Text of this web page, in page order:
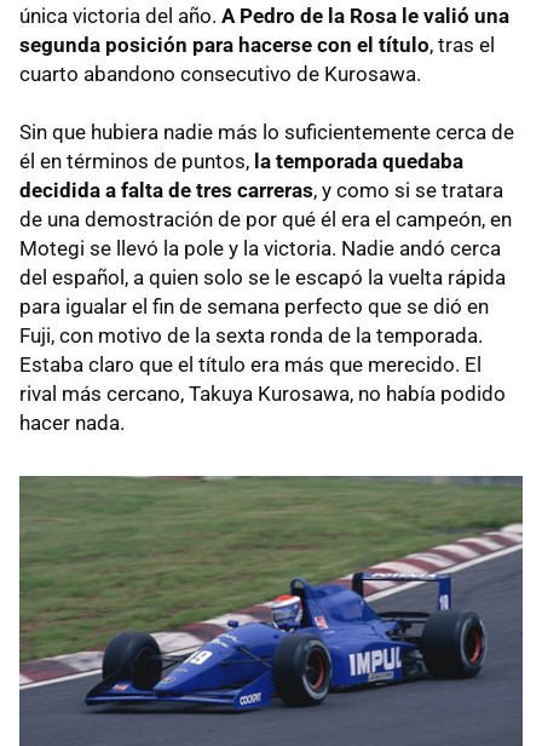
única victoria del año. A Pedro de la Rosa le valió una
segunda posición para hacerse con el título, tras el
cuarto abandono consecutivo de Kurosawa.
Sin que hubiera nadie más lo suficientemente cerca de
él en términos de puntos, la temporada quedaba
decidida a falta de tres carreras, y como si se tratara
de una demostración de por qué él era el campeón, en
Motegi se llevó la pole y la victoria. Nadie andó cerca
del español, a quien solo se le escapó la vuelta rápida
para igualar el fin de semana perfecto que se dió en
Fuji, con motivo de la sexta ronda de la temporada.
Estaba claro que el título era más que merecido. El
rival más cercano, Takuya Kurosawa, no había podido
hacer nada.